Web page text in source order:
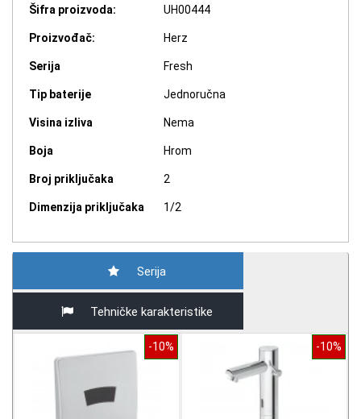
Šifra proizvoda: UH00444
Proizvođač: Herz
Serija Fresh
Tip baterije Jednoručna
Visina izliva Nema
Boja Hrom
Broj priključaka 2
Dimenzija priključaka 1/2
Serija
Tehničke karakteristike
-10% -10%